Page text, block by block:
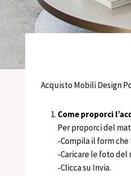
Acquisto Mobili Design
Come proporci
Per proporci del
-Compila il form
-Caricare le foto del
-Clicca su Invia.